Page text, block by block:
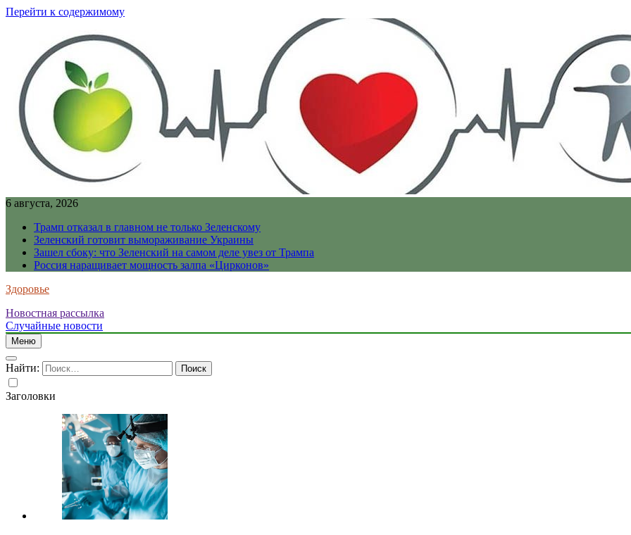
Перейти к содержимому
6 августа, 2026
Трамп отказал в главном не только Зеленскому
Зеленский готовит вымораживание Украины
Зашел сбоку: что Зеленский на самом деле увез от Трампа
Россия наращивает мощность залпа «Цирконов»
Здоровье
Новостная рассылка
Случайные новости
Меню
Найти:
Заголовки